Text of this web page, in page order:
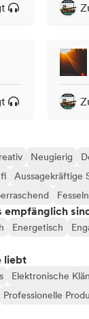
Neugierig
Aussagekräftige
empfänglich
Energetisch
liebt
Elektronische
Professionelle